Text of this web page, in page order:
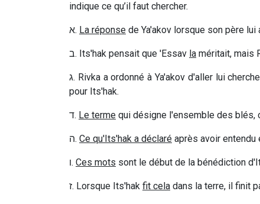
indique ce qu’il faut chercher.
א. La réponse de Ya'akov lorsque son père
ב. Its'hak pensait que 'Essav la méritait, mais
ג. Rivka a ordonné à Ya'akov d'aller lui
pour Its'hak.
ד. Le terme qui désigne l'ensemble des blés,
ה. Ce qu'Its'hak a déclaré après avoir entendu
ו. Ces mots sont le début de la bénédiction
ז. Lorsque Its'hak fit cela dans la terre, il finit